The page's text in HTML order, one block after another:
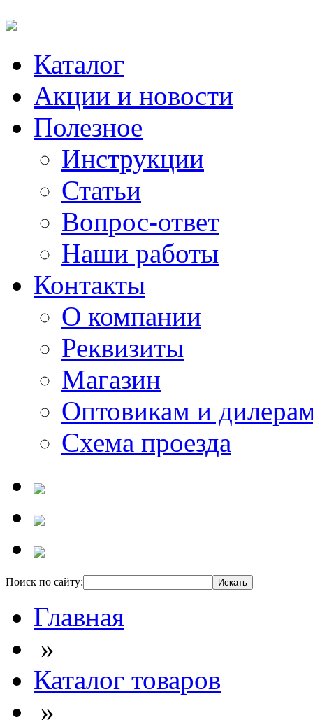
Каталог
Акции и новости
Полезное
Инструкции
Статьи
Вопрос-ответ
Наши работы
Контакты
О компании
Реквизиты
Магазин
Оптовикам и
Схема проезда
Поиск по сайту:
Главная
»
Каталог товаров
»